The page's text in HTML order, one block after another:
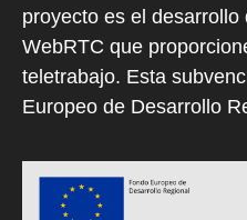
proyecto es el
WebRTC que
teletrabajo. Esta
Europeo de Desarrollo